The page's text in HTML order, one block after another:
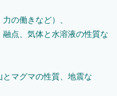
の働きなど）、
点、気体と水溶液の性質な
マグマの性質、地震な